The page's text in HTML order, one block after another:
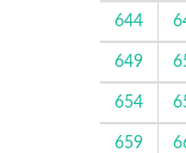
644
649
654
659